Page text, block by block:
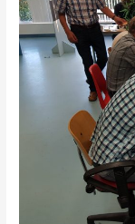
standen
na
ronde